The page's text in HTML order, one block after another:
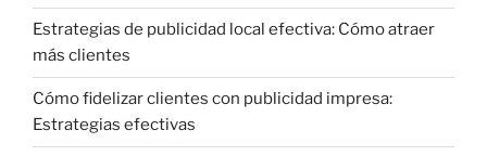
Estrategias de publicidad local efectiva: Cómo atraer
más clientes
Cómo fidelizar clientes con publicidad impresa:
Estrategias efectivas